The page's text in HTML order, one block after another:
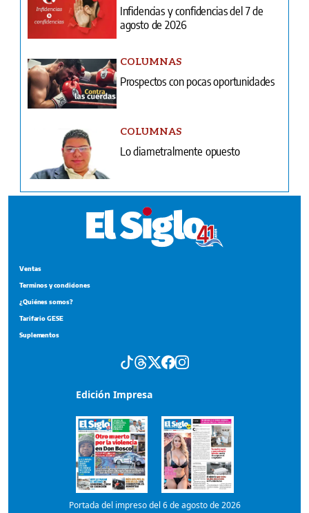
Infidencias y confidencias del 7 de
agosto de 2026
COLUMNAS
Prospectos con pocas oportunidades
COLUMNAS
Lo diametralmente opuesto
Ventas
Terminos y condiciones
¿Quiénes somos?
Tarifario GESE
Suplementos
Edición Impresa
Portada del impreso del 6 de agosto de 2026